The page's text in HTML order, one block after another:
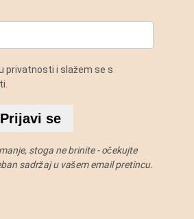
privatnosti i slažem se s
Prijavi se
stoga ne brinite - očekujte
sadržaj u vašem email pretincu.